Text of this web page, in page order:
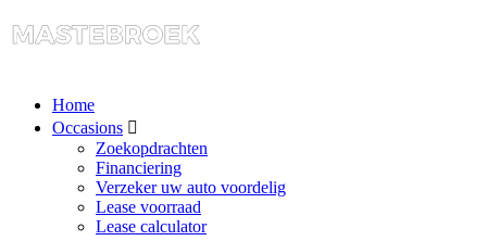
Home
Occasions
Zoekopdrachten
Financiering
Verzeker uw auto voordelig
Lease voorraad
Lease calculator